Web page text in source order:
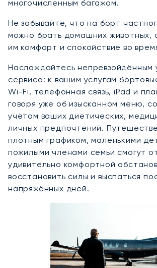
многочисленным багажом.
Не забывайте, что на борт
можно брать домашних животных,
им комфорт и спокойствие во
Наслаждайтесь непревзойдённым
сервиса: к вашим услугам
Wi-Fi, телефонная связь, iPad и
говоря уже об изысканном меню,
учётом ваших диетических,
личных предпочтений.
плотным графиком, маленькими
пожилыми членами семьи смогут
удивительно комфортной
восстановить силы и выспаться
напряжённых дней.